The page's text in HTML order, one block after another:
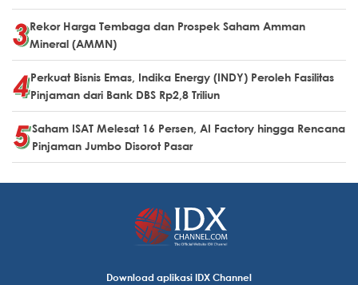
Rekor Harga Tembaga dan Prospek Saham Amman
Mineral (AMMN)
Perkuat Bisnis Emas, Indika Energy (INDY) Peroleh Fasilitas
Pinjaman dari Bank DBS Rp2,8 Triliun
Saham ISAT Melesat 16 Persen, AI Factory hingga Rencana
Pinjaman Jumbo Disorot Pasar
Download aplikasi IDX Channel